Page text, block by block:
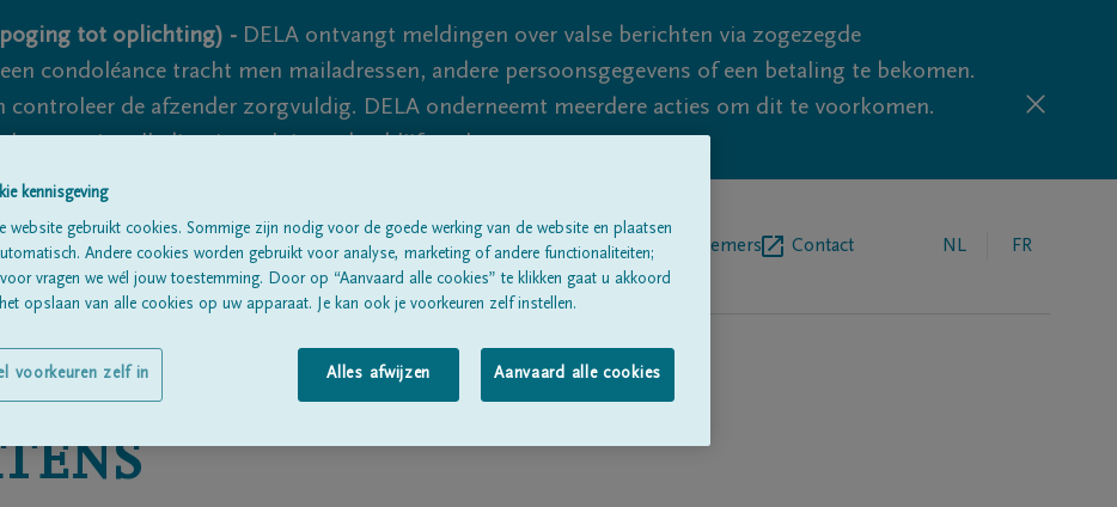
tot oplichting) - DELA ontvangt meldingen over valse berichten via zogezegde
condoléance tracht men mailadressen, andere persoonsgegevens of een betaling te bekomen.
de afzender zorgvuldig. DELA onderneemt meerdere acties om dit te voorkomen.
nooit volledig uit te sluiten, dus blijf waakzaam.
Alle rouwberichtenOver onsBegrafenisondernemers Contact NL FR
kennisgeving
website gebruikt cookies. Sommige zijn nodig voor de goede werking van de website en plaatsen
Andere cookies worden gebruikt voor analyse, marketing of andere functionaliteiten;
vragen we wél jouw toestemming. Door op “Aanvaard alle cookies” te klikken gaat u akkoord
opslaan van alle cookies op uw apparaat. Je kan ook je voorkeuren zelf instellen.
Alles afwijzen Aanvaard alle cookies
voorkeuren zelf in